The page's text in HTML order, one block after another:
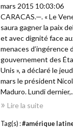
mars 2015 10:03:06
CARACAS.—. « Le
saura gagner la paix
et avec dignité face
menaces d’ingérence
gouvernement des
Unis », a déclaré le
mars le président
Maduro. Lundi
Lire la suite
Tag(s) :#amérique